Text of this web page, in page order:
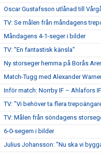
Oscar Gustafsson utlånad till
TV: Se målen från måndagens
Måndagens 4-1-seger i bilder
TV: "En fantastisk känsla"
Ny storseger hemma på Borås
Match-Tugg med Alexander
Inför match: Norrby IF – Ahlafors IF
TV: "Vi behöver ta flera
TV: Målen från söndagens
6-0-segern i bilder
Julius Johansson: "Nu ska vi